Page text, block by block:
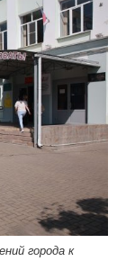
города к